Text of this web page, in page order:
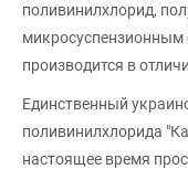
поливинилхлорид,
микросуспензионным
производится в
Единственный
поливинилхлорида
настоящее время